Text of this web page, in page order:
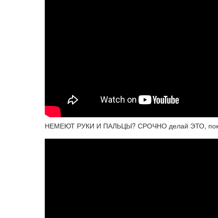
НЕМЕЮТ РУКИ И ПАЛЬЦЫ? СРОЧНО делай ЭТО,